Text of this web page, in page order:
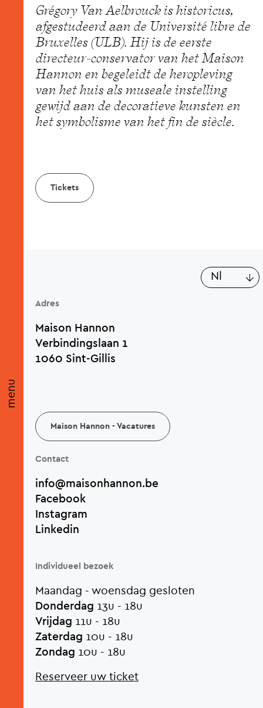
menu
Grégory Van Aelbrouck is historicus,
afgestudeerd aan de Université libre de
Bruxelles (ULB). Hij is de eerste
directeur‑conservator van het Maison
Hannon en begeleidt de heropleving
van het huis als museale instelling
gewijd aan de decoratieve kunsten en
het symbolisme van het fin de siècle.
Tickets
nl
Adres
Maison Hannon
Verbindingslaan 1
1060 Sint-Gillis
Maison Hannon - Vacatures
Contact
info@maisonhannon.be
Facebook
Instagram
Linkedin
Individueel bezoek
Maandag - woensdag gesloten
Donderdag 13u - 18u
Vrijdag 11u - 18u
Zaterdag 10u - 18u
Zondag 10u - 18u
Reserveer uw ticket